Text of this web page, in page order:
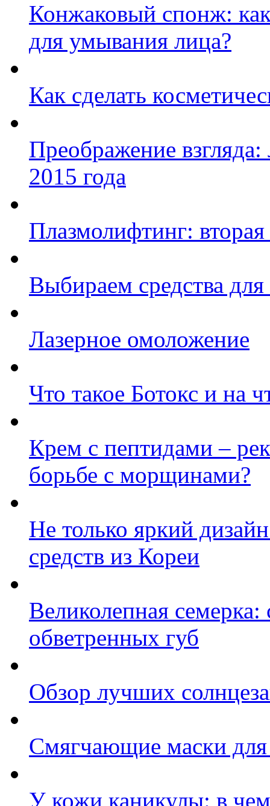
Конжаковый спонж: как
для умывания лица?
Как сделать
Преображение
2015 года
Плазмолифтинг:
Выбираем средства
Лазерное омоложение
Что такое Ботокс и на
Крем с пептидами –
борьбе с морщинами?
Не только яркий
средств из Кореи
Великолепная
обветренных губ
Обзор лучших
Cмягчающие маски
У кожи каникулы: в